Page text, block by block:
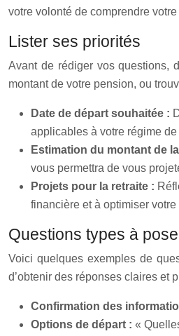
votre volonté de comprendre
Lister ses priorités
Avant de rédiger vos questions,
montant de votre pension, ou
Date de départ souhaitée :
applicables à votre régime de
Estimation du montant de
vous permettra de vous
Projets pour la retraite :
financière et à optimiser votre
Questions types à
Voici quelques exemples de
d’obtenir des réponses claires et
Confirmation des
Options de départ : «